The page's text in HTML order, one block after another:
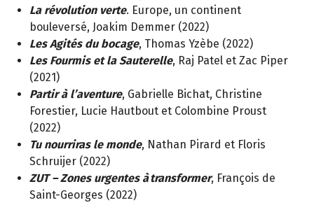
La révolution verte. Europe, un continent
bouleversé, Joakim Demmer (2022)
Les Agités du bocage, Thomas Yzèbe (2022)
Les Fourmis et la Sauterelle, Raj Patel et Zac Piper
(2021)
Partir à l’aventure, Gabrielle Bichat, Christine
Forestier, Lucie Hautbout et Colombine Proust
(2022)
Tu nourriras le monde, Nathan Pirard et Floris
Schruijer (2022)
ZUT – Zones urgentes à transformer, François de
Saint-Georges (2022)